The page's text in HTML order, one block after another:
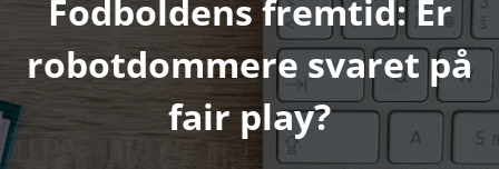
Fodboldens fremtid: Er
robotdommere svaret på
fair play?